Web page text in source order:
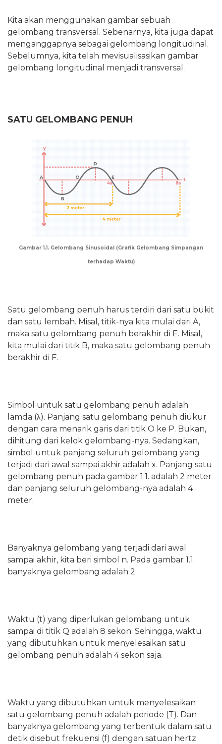
Kita akan menggunakan gambar sebuah
gelombang transversal. Sebenarnya, kita juga dapat
menganggapnya sebagai gelombang longitudinal.
Sebelumnya, kita telah mevisualisasikan gambar
gelombang longitudinal menjadi transversal.
SATU GELOMBANG PENUH
Gambar 1.1. Gelombang Sinusoidal (Grafik Gelombang Simpangan
terhadap Waktu)
Satu gelombang penuh harus terdiri dari satu bukit
dan satu lembah. Misal, titik-nya kita mulai dari A,
maka satu gelombang penuh berakhir di E. Misal,
kita mulai dari titik B, maka satu gelombang penuh
berakhir di F.
Simbol untuk satu gelombang penuh adalah
lamda (λ). Panjang satu gelombang penuh diukur
dengan cara menarik garis dari titik O ke P. Bukan,
dihitung dari kelok gelombang-nya. Sedangkan,
simbol untuk panjang seluruh gelombang yang
terjadi dari awal sampai akhir adalah x. Panjang satu
gelombang penuh pada gambar 1.1. adalah 2 meter
dan panjang seluruh gelombang-nya adalah 4
meter.
Banyaknya gelombang yang terjadi dari awal
sampai akhir, kita beri simbol n. Pada gambar 1.1.
banyaknya gelombang adalah 2.
Waktu (t) yang diperlukan gelombang untuk
sampai di titik Q adalah 8 sekon. Sehingga, waktu
yang dibutuhkan untuk menyelesaikan satu
gelombang penuh adalah 4 sekon saja.
Waktu yang dibutuhkan untuk menyelesaikan
satu gelombang penuh adalah periode (T). Dan
banyaknya gelombang yang terbentuk dalam satu
detik disebut frekuensi (f) dengan satuan hertz